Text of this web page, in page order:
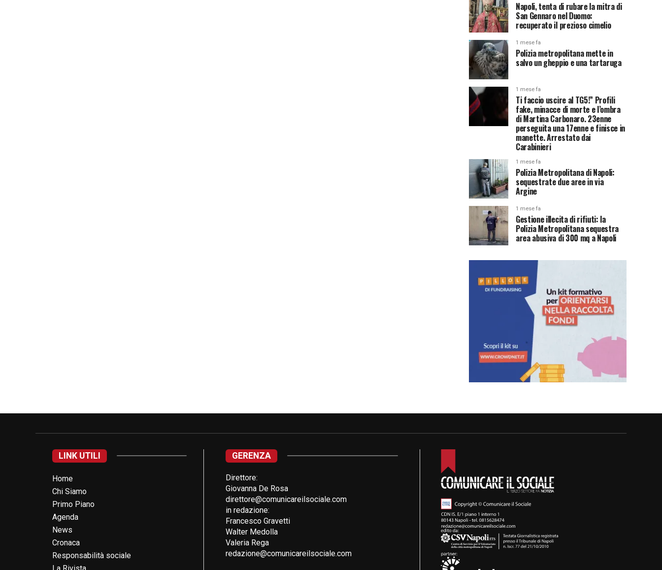
Napoli, tenta di rubare la mitra di
San Gennaro nel Duomo:
recuperato il prezioso cimelio
1 mese fa
Polizia metropolitana mette in
salvo un gheppio e una tartaruga
1 mese fa
Ti faccio uscire al TG5!” Profili
fake, minacce di morte e l’ombra
di Martina Carbonaro. 23enne
perseguita una 17enne e finisce in
manette. Arrestato dai
Carabinieri
1 mese fa
Polizia Metropolitana di Napoli:
sequestrate due aree in via
Argine
1 mese fa
Gestione illecita di rifiuti: la
Polizia Metropolitana sequestra
area abusiva di 300 mq a Napoli
LINK UTILI
Home
Chi Siamo
Primo Piano
Agenda
News
Cronaca
Responsabilità sociale
GERENZA
Direttore:
Giovanna De Rosa
direttore@comunicareilsociale.com
in redazione:
Francesco Gravetti
Walter Medolla
Valeria Rega
redazione@comunicareilsociale.com